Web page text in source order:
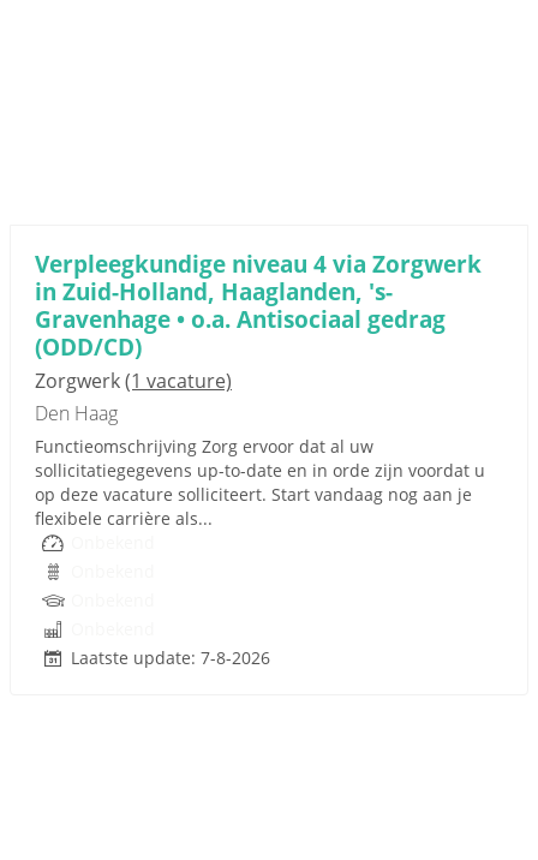
Verpleegkundige niveau 4 via Zorgwerk
in Zuid-Holland, Haaglanden, 's-
Gravenhage • o.a. Antisociaal gedrag
(ODD/CD)
Zorgwerk(1 vacature)
Den Haag
Functieomschrijving Zorg ervoor dat al uw
sollicitatiegegevens up-to-date en in orde zijn voordat u
op deze vacature solliciteert. Start vandaag nog aan je
flexibele carrière als...
Laatste update: 7-8-2026